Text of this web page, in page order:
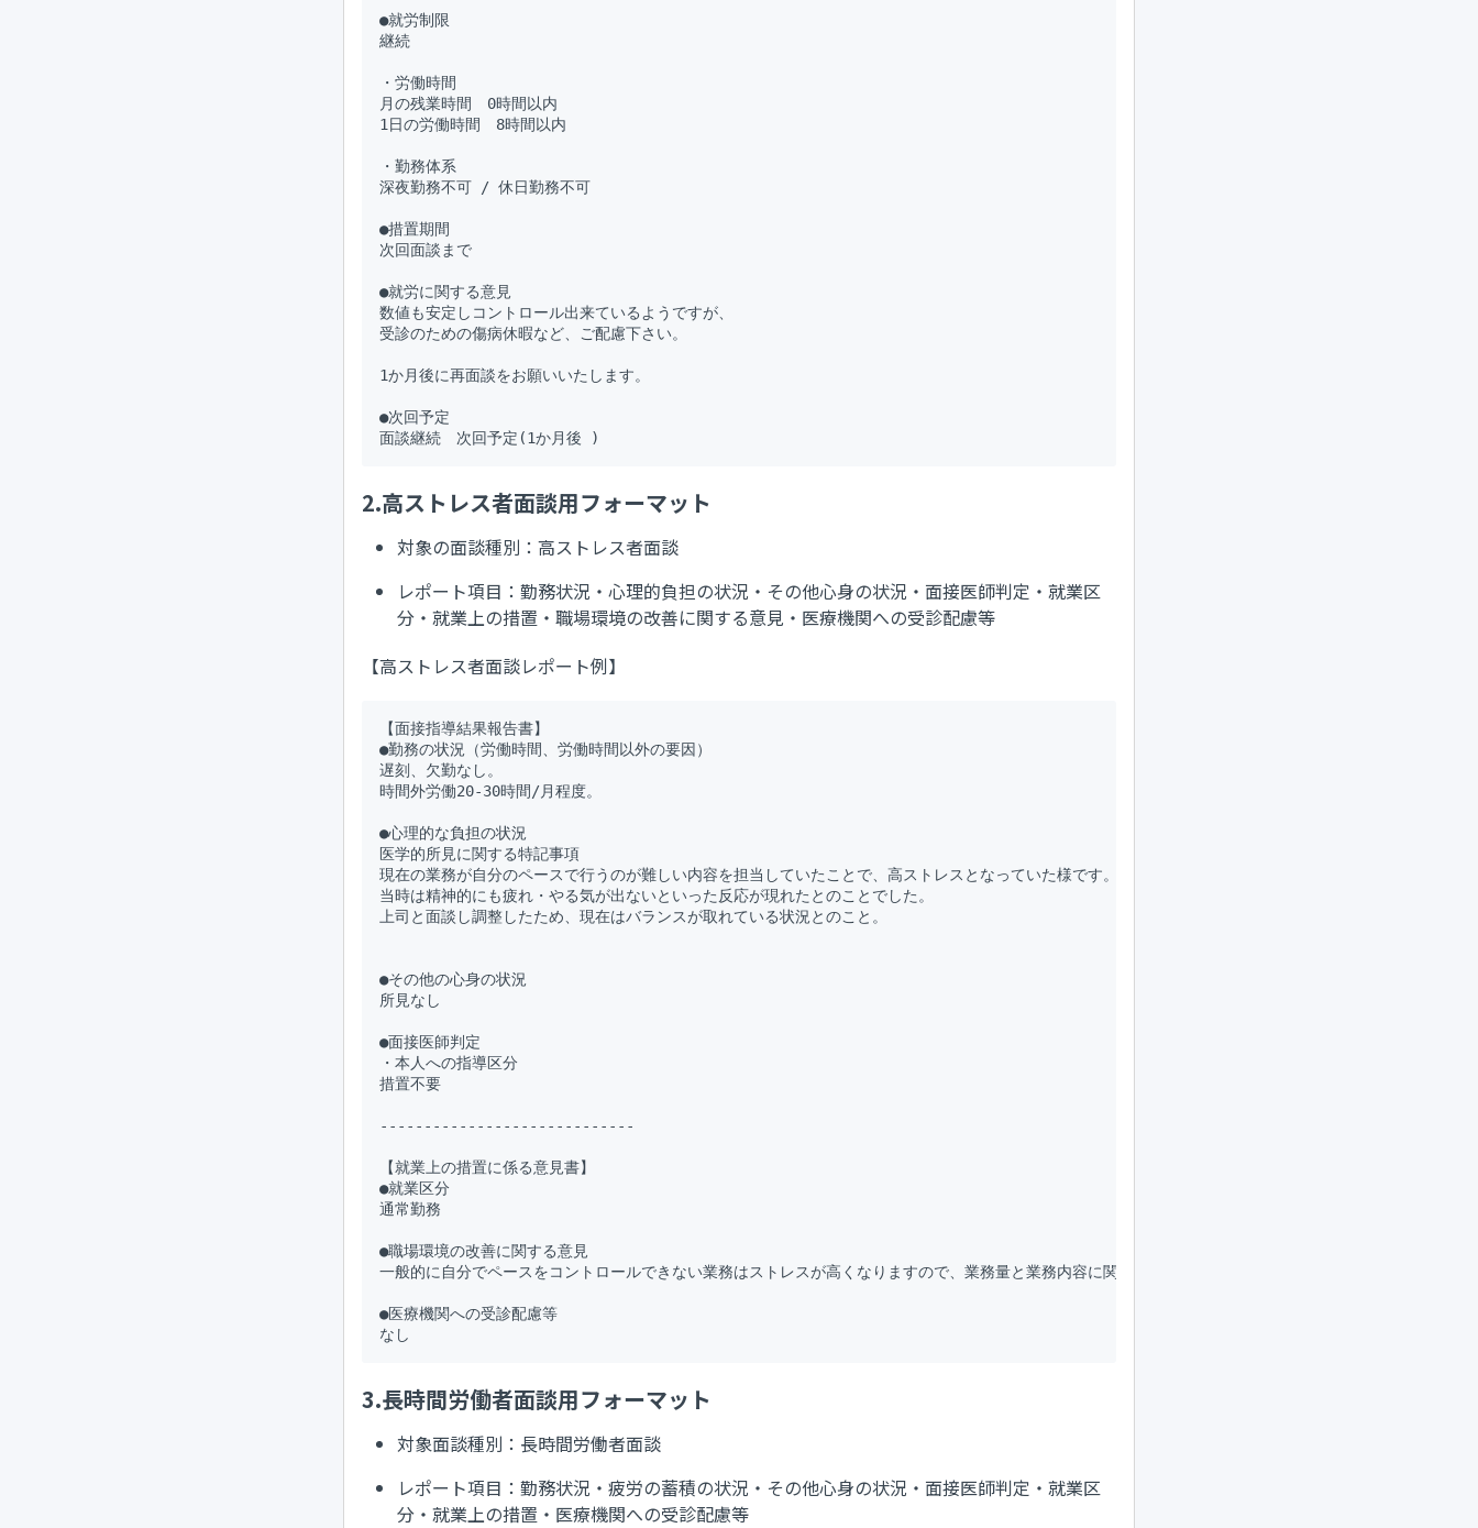
●就労制限
継続
・労働時間
月の残業時間　0時間以内
1日の労働時間　8時間以内
・勤務体系
深夜勤務不可 / 休日勤務不可
●措置期間
次回面談まで
●就労に関する意見
数値も安定しコントロール出来ているようですが、
受診のための傷病休暇など、ご配慮下さい。
1か月後に再面談をお願いいたします。
●次回予定
2.高ストレス者面談用フォーマット
対象の面談種別：高ストレス者面談
レポート項目：勤務状況・心理的負担の状況・その他心身の状況・面接医師判定・就業区
分・就業上の措置・職場環境の改善に関する意見・医療機関への受診配慮等
【高ストレス者面談レポート例】
【面接指導結果報告書】
●勤務の状況（労働時間、労働時間以外の要因）
遅刻、欠勤なし。
時間外労働20-30時間/月程度。
●心理的な負担の状況
医学的所見に関する特記事項
現在の業務が自分のペースで行うのが難しい内容を担当していたことで、高ストレスとなっていた様です。
当時は精神的にも疲れ・やる気が出ないといった反応が現れたとのことでした。
上司と面談し調整したため、現在はバランスが取れている状況とのこと。
●その他の心身の状況
所見なし
●面接医師判定
・本人への指導区分
措置不要
-----------------------------
【就業上の措置に係る意見書】
●就業区分
通常勤務
●職場環境の改善に関する意見
一般的に自分でペースをコントロールできない業務はストレスが高くなりますので、業務量と業務内容に関してもご配慮いただけますと幸いです。
●医療機関への受診配慮等
3.長時間労働者面談用フォーマット
対象面談種別：長時間労働者面談
レポート項目：勤務状況・疲労の蓄積の状況・その他心身の状況・面接医師判定・就業区
分・就業上の措置・医療機関への受診配慮等